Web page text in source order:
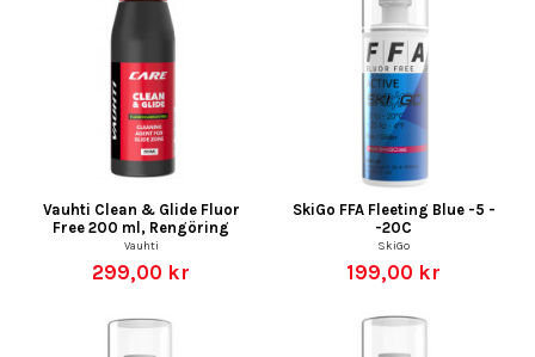
Vauhti Clean & Glide Fluor
Free 200 ml, Rengöring
Vauhti
299,00 kr
SkiGo FFA Fleeting Blue -5 -
-20C
SkiGo
199,00 kr